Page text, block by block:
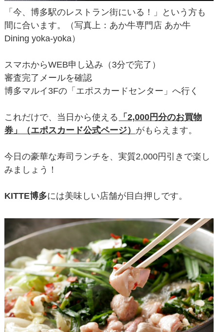
「今、博多駅のレストラン街にいる！」という方も
間に合います。（写真上：あか牛専門店 あか牛
Dining yoka-yoka）
スマホからWEB申し込み（3分で完了）
審査完了メールを確認
博多マルイ3Fの「エポスカードセンター」へ行く
これだけで、当日から使える
「2,000円分のお買物
券」（エポスカード公式ページ） がもらえます。
今日の豪華な寿司ランチを、実質2,000円引きで楽し
みましょう！
KITTE博多には美味しい店舗が目白押しです。